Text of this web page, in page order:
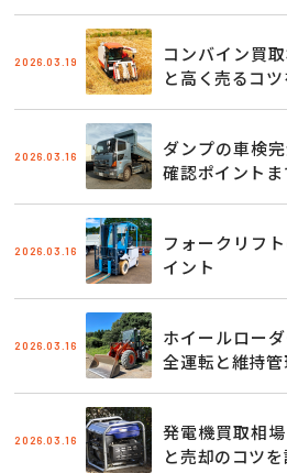
2026.03.19
コンバイン買
と高く売るコ
2026.03.16
ダンプの車検
確認ポイント
2026.03.16
フォークリフ
イント
2026.03.16
ホイールロー
全運転と維持
2026.03.16
発電機買取相
と売却のコツ